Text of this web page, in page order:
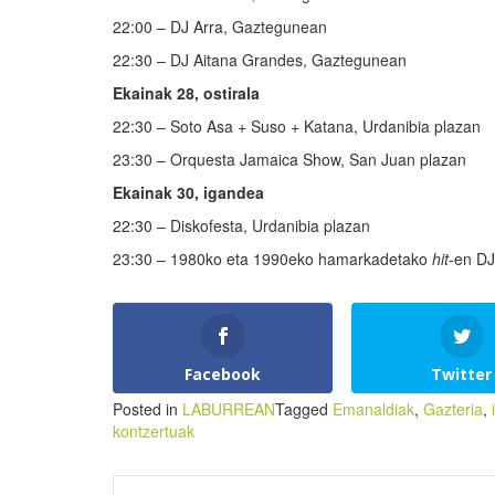
22:00 – DJ Arra, Gaztegunean
22:30 – DJ Aitana Grandes, Gaztegunean
Ekainak 28, ostirala
22:30 – Soto Asa + Suso + Katana, Urdanibia plazan
23:30 – Orquesta Jamaica Show, San Juan plazan
Ekainak 30, igandea
22:30 – Diskofesta, Urdanibia plazan
23:30 – 1980ko eta 1990eko hamarkadetako hit-en
Facebook Twitter
Posted in LABURREANTagged Emanaldiak, Gazteria,
kontzertuak